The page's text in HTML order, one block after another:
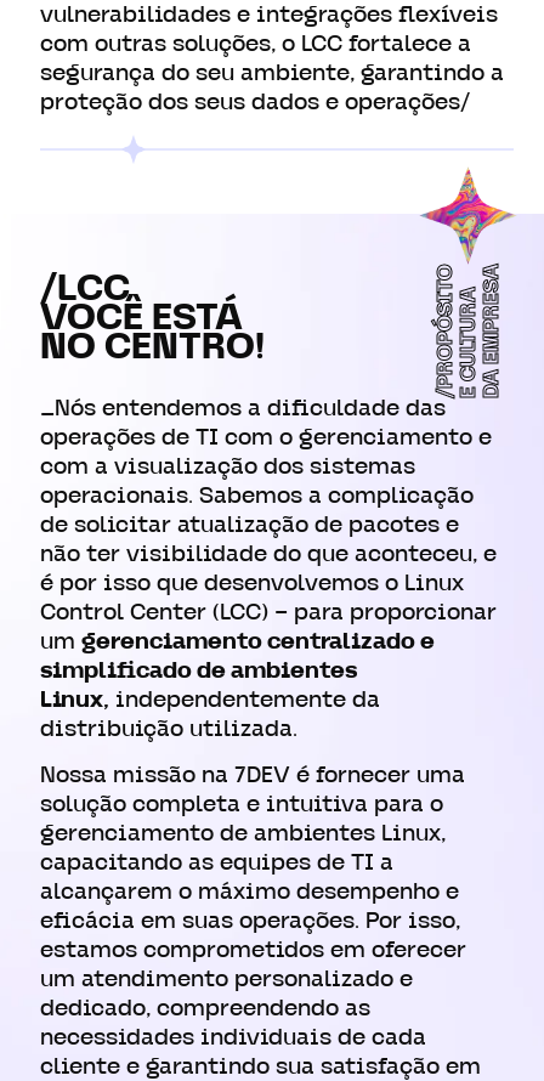
vulnerabilidades e integrações flexíveis
com outras soluções, o LCC fortalece a
segurança do seu ambiente, garantindo a
proteção dos seus dados e operações/
/PROPÓSITOE CULTURADA EMPRESA
/LCC
VOCÊ ESTÁ
NO CENTRO!
_Nós entendemos a dificuldade das
operações de TI com o gerenciamento e
com a visualização dos sistemas
operacionais. Sabemos a complicação
de solicitar atualização de pacotes e
não ter visibilidade do que aconteceu, e
é por isso que desenvolvemos o Linux
Control Center (LCC) – para proporcionar
um gerenciamento centralizado e
simplificado de ambientes
Linux, independentemente da
distribuição utilizada.
Nossa missão na 7DEV é fornecer uma
solução completa e intuitiva para o
gerenciamento de ambientes Linux,
capacitando as equipes de TI a
alcançarem o máximo desempenho e
eficácia em suas operações. Por isso,
estamos comprometidos em oferecer
um atendimento personalizado e
dedicado, compreendendo as
necessidades individuais de cada
cliente e garantindo sua satisfação em